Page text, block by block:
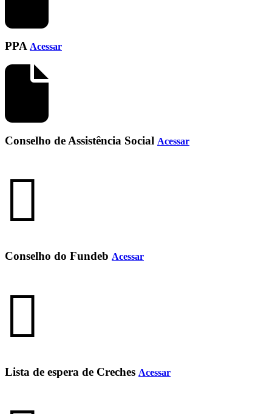
PPA Acessar
Conselho de Assistência Social Acessar
Conselho do Fundeb Acessar
Lista de espera de Creches Acessar